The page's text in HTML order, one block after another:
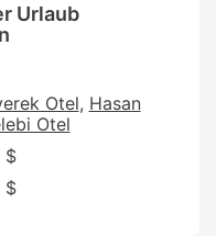
Urlaub
Otel Hasan
Otel
$
$